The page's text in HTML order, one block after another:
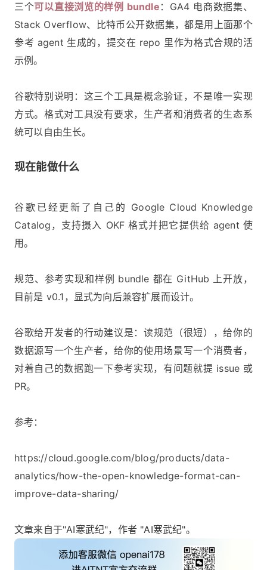
三个可以直接浏览的样例 bundle ：GA4 电商数据集、
Stack Overflow、比特币公开数据集，都是用上面那个
参考 agent 生成的，提交在 repo 里作为格式合规的活
示例。
谷歌特别说明：这三个工具是概念验证，不是唯一实现
方式。格式对工具没有要求，生产者和消费者的生态系
统可以自由生长。
现在能做什么
谷歌已经更新了自己的 Google Cloud Knowledge
Catalog，支持摄入 OKF 格式并把它提供给 agent 使
用。
规范、参考实现和样例 bundle 都在 GitHub 上开放，
目前是 v0.1，显式为向后兼容扩展而设计。
谷歌给开发者的行动建议是：读规范（很短），给你的
数据源写一个生产者，给你的使用场景写一个消费者，
对着自己的数据跑一下参考实现，有问题就提 issue 或
PR。
参考：
https://cloud.google.com/blog/products/data-
analytics/how-the-open-knowledge-format-can-
improve-data-sharing/
文章来自于"AI寒武纪"，作者 "AI寒武纪"。